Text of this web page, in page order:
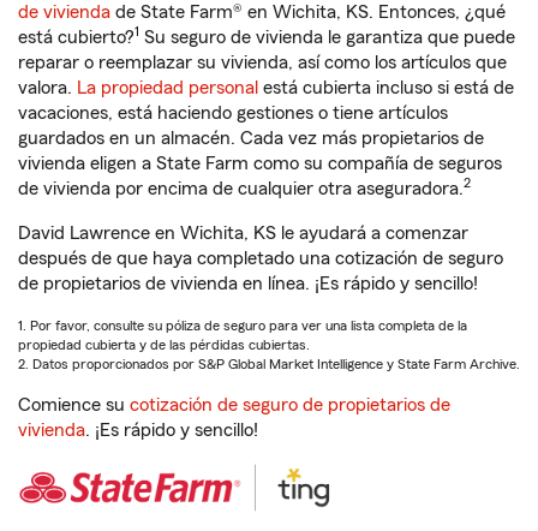
de vivienda de State Farm® en Wichita, KS. Entonces, ¿qué
está cubierto?1 Su seguro de vivienda le garantiza que puede
reparar o reemplazar su vivienda, así como los artículos que
valora. La propiedad personal está cubierta incluso si está de
vacaciones, está haciendo gestiones o tiene artículos
guardados en un almacén. Cada vez más propietarios de
vivienda eligen a State Farm como su compañía de seguros
de vivienda por encima de cualquier otra aseguradora.2
David Lawrence en Wichita, KS le ayudará a comenzar
después de que haya completado una cotización de seguro
de propietarios de vivienda en línea. ¡Es rápido y sencillo!
1. Por favor, consulte su póliza de seguro para ver una lista completa de la
propiedad cubierta y de las pérdidas cubiertas.
2. Datos proporcionados por S&P Global Market Intelligence y State Farm Archive.
Comience su cotización de seguro de propietarios de
vivienda. ¡Es rápido y sencillo!